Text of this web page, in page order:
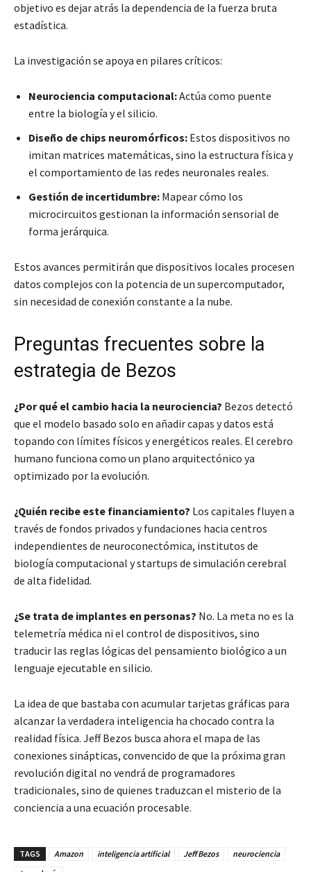
objetivo es dejar atrás la dependencia de la fuerza bruta
estadística.
La investigación se apoya en pilares críticos:
Neurociencia computacional:Actúa como puente
entre la biología y el silicio.
Diseño de chips neuromórficos: Estos dispositivos no
imitan matrices matemáticas, sino la estructura física y
el comportamiento de las redes neuronales reales.
Gestión de incertidumbre: Mapear cómo los
microcircuitos gestionan la información sensorial de
forma jerárquica.
Estos avances permitirán que dispositivos locales procesen
datos complejos con la potencia de un supercomputador,
sin necesidad de conexión constante a la nube.
Preguntas frecuentes sobre la
estrategia de Bezos
¿Por qué el cambio hacia la neurociencia? Bezos detectó
que el modelo basado solo en añadir capas y datos está
topando con límites físicos y energéticos reales. El cerebro
humano funciona como un plano arquitectónico ya
optimizado por la evolución.
¿Quién recibe este financiamiento? Los capitales fluyen a
través de fondos privados y fundaciones hacia centros
independientes de neuroconectómica, institutos de
biología computacional y startups de simulación cerebral
de alta fidelidad.
¿Se trata de implantes en personas? No. La meta no es la
telemetría médica ni el control de dispositivos, sino
traducir las reglas lógicas del pensamiento biológico a un
lenguaje ejecutable en silicio.
La idea de que bastaba con acumular tarjetas gráficas para
alcanzar la verdadera inteligencia ha chocado contra la
realidad física. Jeff Bezos busca ahora el mapa de las
conexiones sinápticas, convencido de que la próxima gran
revolución digital no vendrá de programadores
tradicionales, sino de quienes traduzcan el misterio de la
conciencia a una ecuación procesable.
TAGS Amazon inteligencia artificial Jeff Bezos
neurociencia